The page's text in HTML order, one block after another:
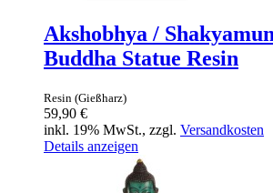
Akshobhya /
Buddha Statue Resin
Resin (Gießharz)
59,90 €
inkl. 19% MwSt., zzgl. Versandkosten
Details anzeigen